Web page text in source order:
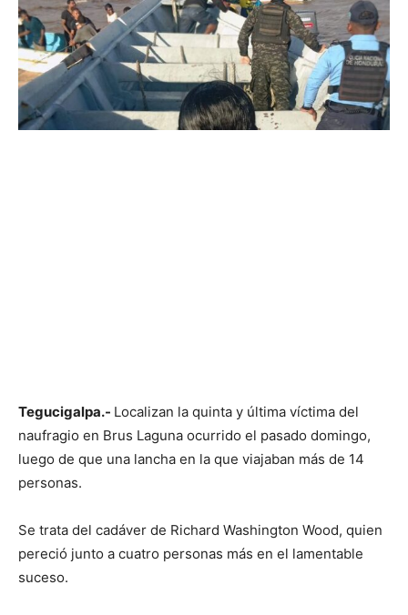
Tegucigalpa.- Localizan la quinta y última víctima del
naufragio en Brus Laguna ocurrido el pasado domingo,
luego de que una lancha en la que viajaban más de 14
personas.
Se trata del cadáver de Richard Washington Wood, quien
pereció junto a cuatro personas más en el lamentable
suceso.